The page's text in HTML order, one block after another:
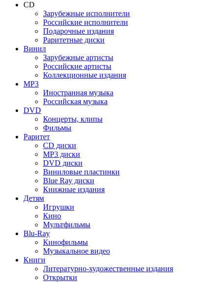
CD
Зарубежные исполнители
Российские исполнители
Подарочные издания
Раритетные диски
Винил
Зарубежные артисты
Российские артисты
Коллекционные издания
MP3
Иностранная музыка
Российская музыка
DVD
Концерты, клипы
Фильмы
Раритет
CD диски
MP3 диски
DVD диски
Виниловые пластинки
Blue Ray диски
Книжные издания
Детям
Игрушки
Кино
Мультфильмы
Blu-Ray
Кинофильмы
Музыкальное видео
Книги
Литературно-художественные издания
Открытки